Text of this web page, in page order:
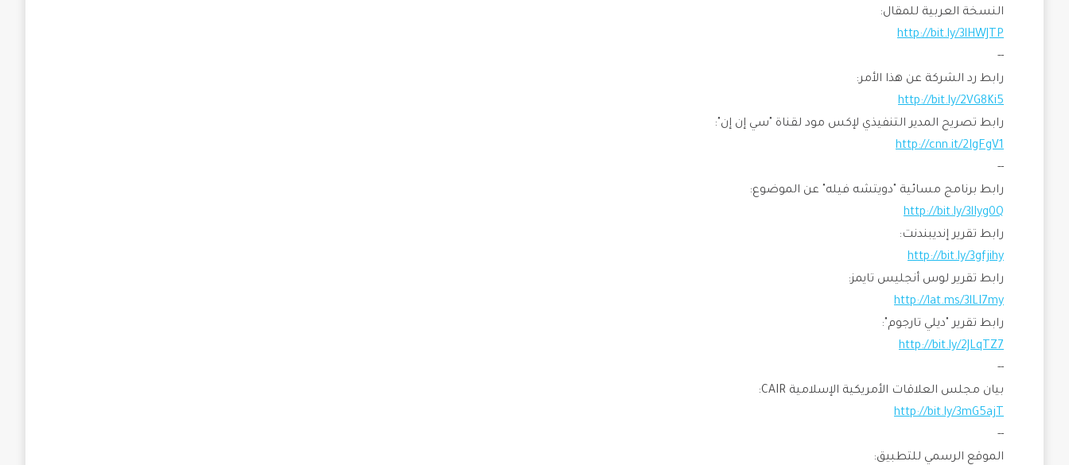
النسخة العربية للمقال:
http://bit.ly/3lHWJTP
--
رابط رد الشركة عن هذا الأمر:
http://bit.ly/2VG8Ki5
رابط تصريح المدير التنفيذي لإكس مود لقناة "سي إن إن":
http://cnn.it/2IgFgV1
--
رابط برنامج مسائية "دويتشه فيله" عن الموضوع:
http://bit.ly/3lIyg0Q
رابط تقرير إنديبندنت:
http://bit.ly/3gfjihy
رابط تقرير لوس أنجليس تايمز:
http://lat.ms/3lLI7my
رابط تقرير "ديلي تارجوم":
http://bit.ly/2JLqTZ7
--
بيان مجلس العلاقات الأمريكية الإسلامية CAIR:
http://bit.ly/3mG5ajT
--
الموقع الرسمي للتطبيق: